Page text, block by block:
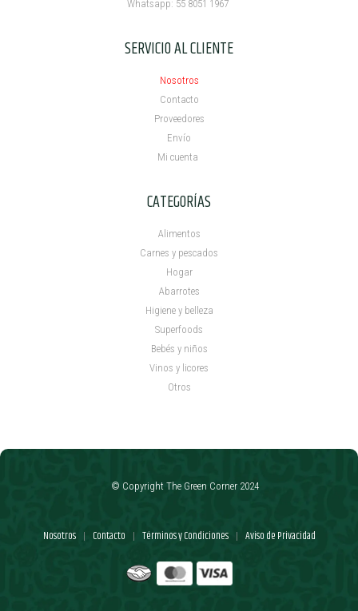
Whatsapp: 55 8051 1967
SERVICIO AL CLIENTE
Nosotros
Contacto
Proveedores
Envío
Mi cuenta ​
CATEGORÍAS
Alimentos
Carnes y pescados
Hogar
Abarrotes
Higiene y belleza
Superfoods
Bebés y niños
Vinos y licores
Otros
Nosotros | Contacto | Términos y Condiciones | Aviso de Privacidad
© Copyright The Green Corner 2024